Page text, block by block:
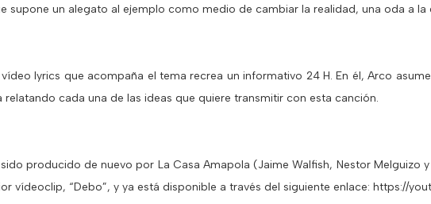
supone un alegato al ejemplo como medio de cambiar la realidad, una oda a
lyrics que acompaña el tema recrea un informativo 24 H. En él, Arco
relatando cada una de las ideas que quiere transmitir con esta canción.
producido de nuevo por La Casa Amapola (Jaime Walfish, Nestor Melguizo
vídeoclip, “Debo”, y ya está disponible a través del siguiente enlace: https://